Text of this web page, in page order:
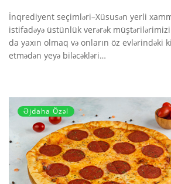
İnqrediyent seçimləri–Xüsusən yerli
istifadəyə üstünlük verərək
da yaxın olmaq və onların öz evlərindəki
etmədən yeyə biləcəkləri…
Əjdaha Özəl